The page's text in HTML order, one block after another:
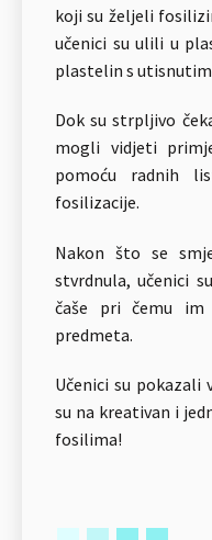
koji su željeli
učenici su ulili u
plastelin s
Dok su strpljivo
mogli vidjeti
pomoću radnih
fosilizacije.
Nakon što se
stvrdnula, učenici
čaše pri čemu
predmeta.
Učenici su pokazali
su na kreativan i
fosilima!